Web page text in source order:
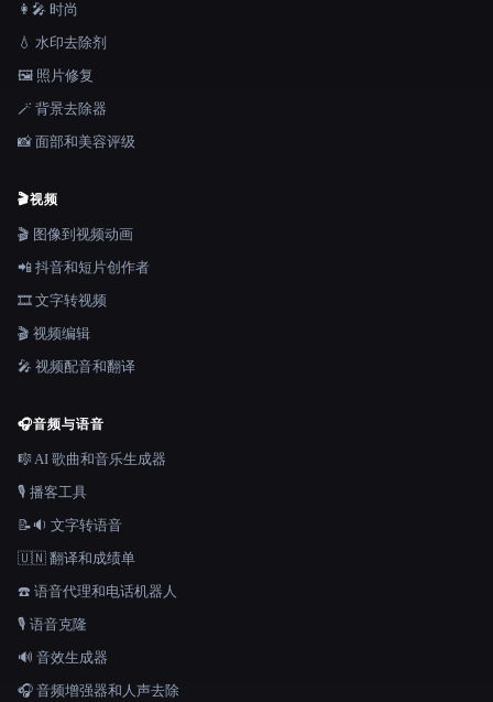
👩‍🎤 时尚
💧 水印去除剂
🖼️ 照片修复
🪄 背景去除器
📸 面部和美容评级
🎬视频
🎬 图像到视频动画
📲 抖音和短片创作者
🎞️ 文字转视频
🎬 视频编辑
🎤 视频配音和翻译
🎧音频与语音
🎼 AI 歌曲和音乐生成器
🎙️ 播客工具
📝🔉 文字转语音
🇺🇳 翻译和成绩单
☎️ 语音代理和电话机器人
🎙️ 语音克隆
🔊 音效生成器
🎧 音频增强器和人声去除